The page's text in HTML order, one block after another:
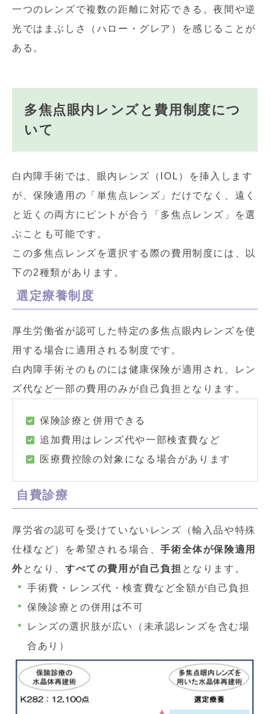
一つのレンズで複数の距離に対応できる。夜間や逆
光ではまぶしさ（ハロー・グレア）を感じることが
ある。
多焦点眼内レンズと費用制度につ
いて
白内障手術では、眼内レンズ（IOL）を挿入します
が、保険適用の「単焦点レンズ」だけでなく、遠く
と近くの両方にピントが合う「多焦点レンズ」を選
ぶことも可能です。
この多焦点レンズを選択する際の費用制度には、以
下の2種類があります。
選定療養制度
厚生労働省が認可した特定の多焦点眼内レンズを使
用する場合に適用される制度です。
白内障手術そのものには健康保険が適用され、レン
ズ代など一部の費用のみが自己負担となります。
保険診療と併用できる
追加費用はレンズ代や一部検査費など
医療費控除の対象になる場合があります
自費診療
厚労省の認可を受けていないレンズ（輸入品や特殊
仕様など）を希望される場合、手術全体が保険適用
外となり、すべての費用が自己負担 となります。
手術費・レンズ代・検査費など全額が自己負担
保険診療との併用は不可
レンズの選択肢が広い（未承認レンズを含む場
合あり）